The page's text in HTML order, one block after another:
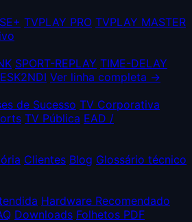
TVPLAY PRO TVPLAY MASTER
SPORT-REPLAY TIME-DELAY
Ver linha completa →
de Sucesso TV Corporativa
TV Pública EAD /
Clientes Blog Glossário técnico
Hardware Recomendado
Downloads Folhetos PDF